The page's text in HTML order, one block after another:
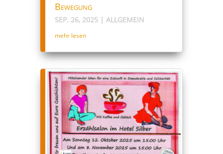
Bewegung
SEP. 26, 2025| ALLGEMEIN
mehr lesen